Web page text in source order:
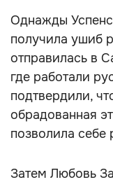
Однажды
получила ушиб
отправилась в
где работали
подтвердили,
обрадованная
позволила себе
Затем Любовь